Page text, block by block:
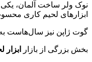
نوک ولر ساخت آلمان، یکی
ابزارهای لحیم کاری
گوت ژاپن نیز سال‌هاست به
بخش بزرگی از بازار ابزار